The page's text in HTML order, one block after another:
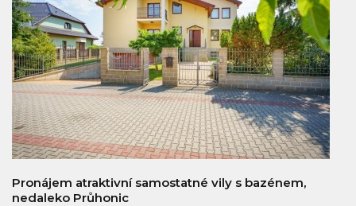
Pronájem atraktivní samostatné vily s bazénem,
nedaleko Průhonic